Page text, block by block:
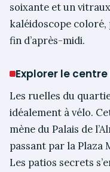
soixante et un
kaléidoscope
fin d’après-midi.
Explorer le
Les ruelles du
idéalement à vélo.
mène du Palais de
passant par la Plaza
Les patios secrets